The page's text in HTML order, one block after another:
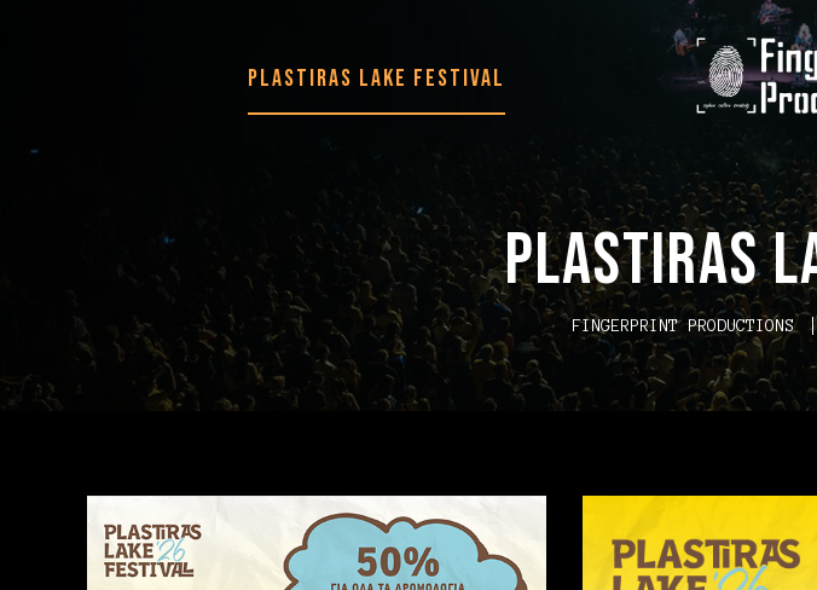
Plastiras Lake Festival
Plastiras
FINGERPRINT PRODUCTIONS